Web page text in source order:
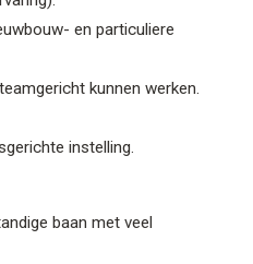
en particuliere
kunnen werken.
instelling.
baan met veel